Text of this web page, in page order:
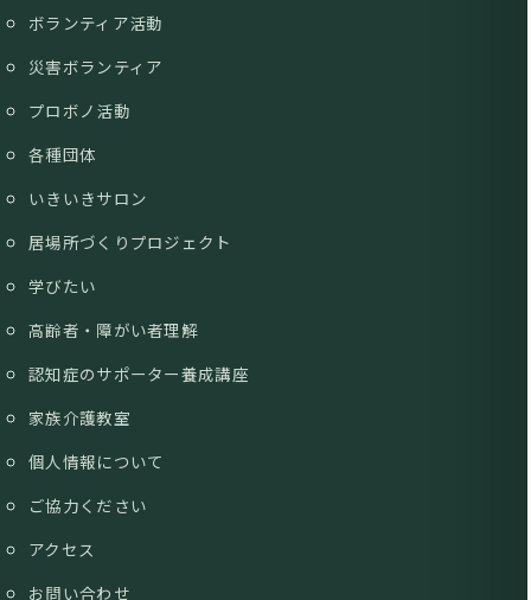
ボランティア活動
災害ボランティア
プロボノ活動
各種団体
いきいきサロン
居場所づくりプロジェクト
学びたい
高齢者・障がい者理解
認知症のサポーター養成講座
家族介護教室
個人情報について
ご協力ください
アクセス
お問い合わせ